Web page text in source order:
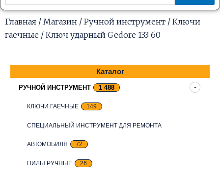
Главная / Магазин / Ручной инструмент / Ключи
гаечные / Ключ ударный Gedore 133 60
Каталог
РУЧНОЙ ИНСТРУМЕНТ 1 488
КЛЮЧИ ГАЕЧНЫЕ 149
СПЕЦИАЛЬНЫЙ ИНСТРУМЕНТ ДЛЯ РЕМОНТА
АВТОМОБИЛЯ 72
ПИЛЫ РУЧНЫЕ 26